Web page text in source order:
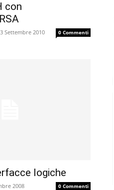
con
Settembre 2010 0 Commenti
logiche
2008 0 Commenti